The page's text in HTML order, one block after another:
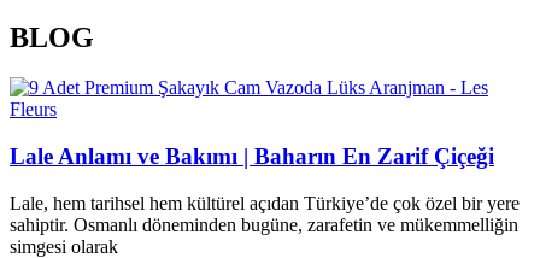
BLOG
Lale Anlamı ve Bakımı | Baharın En Zarif Çiçeği
Lale, hem tarihsel hem kültürel açıdan Türkiye’de çok özel bir yere
sahiptir. Osmanlı döneminden bugüne, zarafetin ve mükemmelliğin
simgesi olarak